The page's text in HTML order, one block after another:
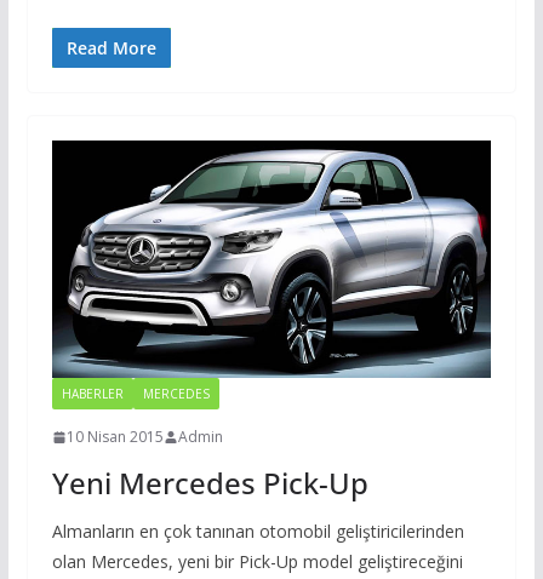
Read More
HABERLER MERCEDES
10 Nisan 2015 Admin
Yeni Mercedes Pick-Up
Almanların en çok tanınan otomobil geliştiricilerinden
olan Mercedes, yeni bir Pick-Up model geliştireceğini